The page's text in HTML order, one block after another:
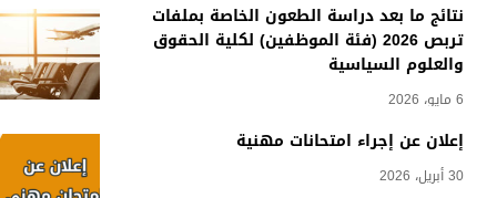
نتائج ما بعد دراسة الطعون الخاصة بملفات
تربص 2026 (فئة الموظفين) لكلية الحقوق
والعلوم السياسية
6 مايو، 2026
إعلان عن إجراء امتحانات مهنية
30 أبريل، 2026